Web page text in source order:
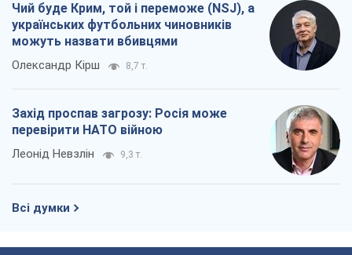
Чий буде Крим, той і переможе (NSJ), а
українських футбольних чиновників
можуть назвати вбивцями
Олександр Кірш 8,7 т.
Захід проспав загрозу: Росія може
перевірити НАТО війною
Леонід Невзлін 9,3 т.
Всі думки